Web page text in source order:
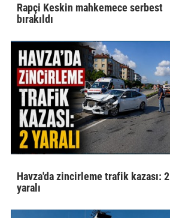
Rapçi Keskin mahkemece serbest
bırakıldı
Havza'da zincirleme trafik kazası: 2
yaralı